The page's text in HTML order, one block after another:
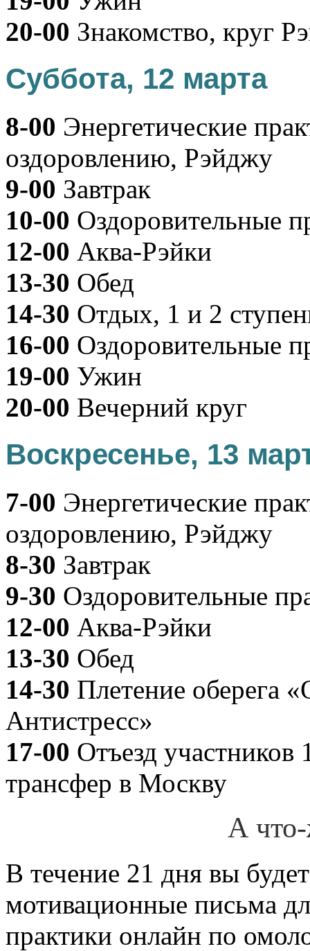
20-00 Знакомство, круг
Суббота, 12 марта
8-00 Энергетические
оздоровлению, Рэйджу
9-00 Завтрак
10-00 Оздоровительные
12-00 Аква-Рэйки
13-30 Обед
14-30 Отдых, 1 и 2
16-00 Оздоровительные
19-00 Ужин
20-00 Вечерний круг
Воскресенье, 13
7-00 Энергетические
оздоровлению, Рэйджу
8-30 Завтрак
9-30 Оздоровительные
12-00 Аква-Рэйки
13-30 Обед
14-30 Плетение оберега
Антистресс»
17-00 Отъезд
трансфер в Москву
А
В течение 21 дня вы
мотивационные письма
практики онлайн по